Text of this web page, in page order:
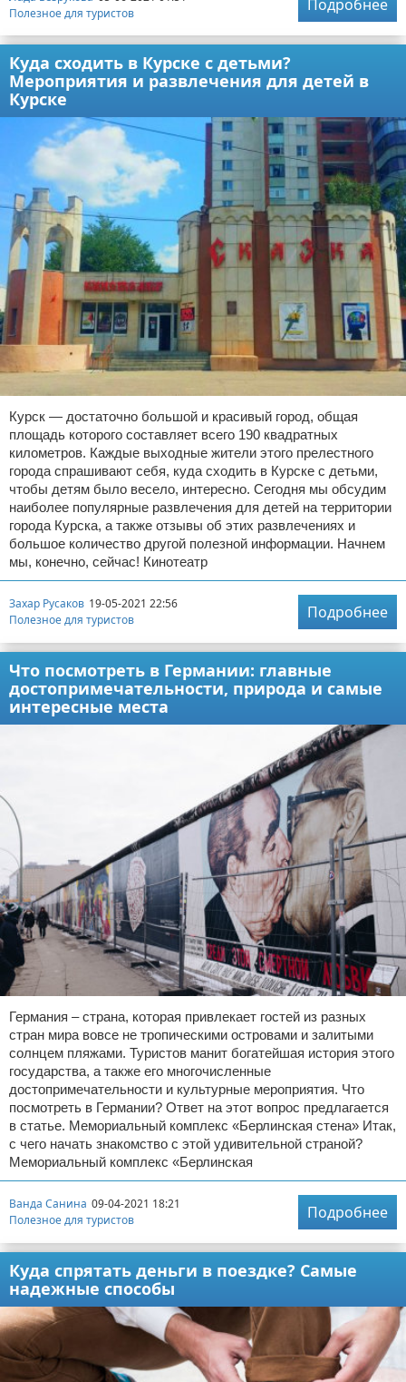
Полезное для туристов
Подробнее
Куда сходить в Курске с детьми?
Мероприятия и развлечения для детей в
Курске
Курск — достаточно большой и красивый город, общая
площадь которого составляет всего 190 квадратных
километров. Каждые выходные жители этого прелестного
города спрашивают себя, куда сходить в Курске с детьми,
чтобы детям было весело, интересно. Сегодня мы обсудим
наиболее популярные развлечения для детей на территории
города Курска, а также отзывы об этих развлечениях и
большое количество другой полезной информации. Начнем
мы, конечно, сейчас! Кинотеатр
Захар Русаков 19-05-2021 22:56
Полезное для туристов
Подробнее
Что посмотреть в Германии: главные
достопримечательности, природа и самые
интересные места
Германия – страна, которая привлекает гостей из разных
стран мира вовсе не тропическими островами и залитыми
солнцем пляжами. Туристов манит богатейшая история этого
государства, а также его многочисленные
достопримечательности и культурные мероприятия. Что
посмотреть в Германии? Ответ на этот вопрос предлагается
в статье. Мемориальный комплекс «Берлинская стена» Итак,
с чего начать знакомство с этой удивительной страной?
Мемориальный комплекс «Берлинская
Ванда Санина 09-04-2021 18:21
Полезное для туристов
Подробнее
Куда спрятать деньги в поездке? Самые
надежные способы